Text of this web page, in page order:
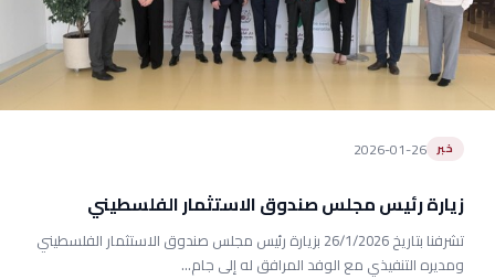
خبر 2026-01-26
زيارة رئيس مجلس صندوق الاستثمار الفلسطيني
تشرفنا بتاريخ 26/1/2026 بزيارة رئيس مجلس صندوق الاستثمار الفلسطيني
ومديره التنفيذي مع الوفد المرافق له إلى جام...